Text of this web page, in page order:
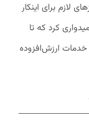
لازم برای اینکار
کرد که تا
خدمات ارزش‌افزوده